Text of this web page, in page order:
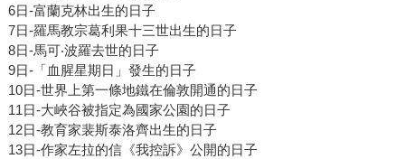
6日-富蘭克林出生的日子
7日-羅馬教宗葛利果十三世出生的日子
8日-馬可‧波羅去世的日子
9日-「血腥星期日」發生的日子
10日-世界上第一條地鐵在倫敦開通的日子
11日-大峽谷被指定為國家公園的日子
12日-教育家裴斯泰洛齊出生的日子
13日-作家左拉的信《我控訴》公開的日子